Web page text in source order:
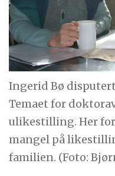
Ingerid Bø
Temaet for
ulikestilling. Her
mangel på
familien. (Foto: